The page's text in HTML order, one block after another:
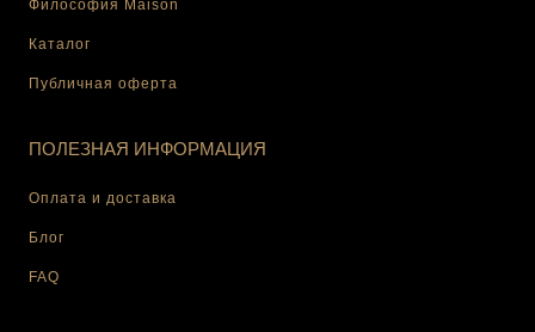
Философия Maison
Каталог
Публичная оферта
ПОЛЕЗНАЯ ИНФОРМАЦИЯ
Оплата и доставка
Блог
FAQ